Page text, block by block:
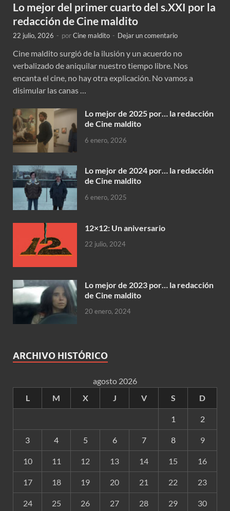
Lo mejor del primer cuarto del s.XXI por la
redacción de Cine maldito
22 julio, 2026 - porCine maldito - Dejar un comentario
Cine maldito surgió de la ilusión y un acuerdo no
verbalizado de aniquilar nuestro tiempo libre. Nos
encanta el cine, no hay otra explicación. No vamos a
disimular las canas …
Lo mejor de 2025 por… la redacción
de Cine maldito
6 enero, 2026
Lo mejor de 2024 por… la redacción
de Cine maldito
6 enero, 2025
12×12: Un aniversario
22 julio, 2024
Lo mejor de 2023 por… la redacción
de Cine maldito
20 enero, 2024
ARCHIVO HISTÓRICO
agosto 2026
L
M X J V S D
1 2
3 4 5 6 7 8 9
10 11 12 13 14 15 16
17 18 19 20 21 22 23
24 25 26 27 28 29 30